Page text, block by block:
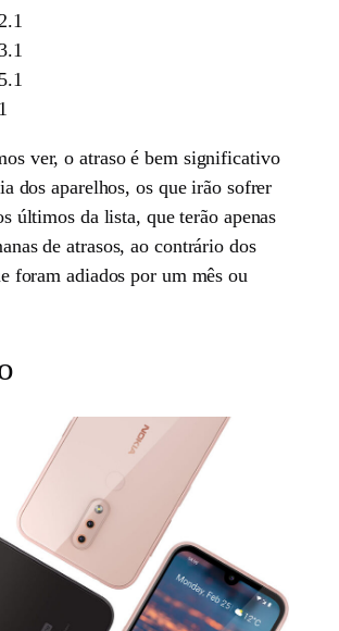
ver, o atraso é bem significativo
dos aparelhos, os que irão sofrer
últimos da lista, que terão apenas
de atrasos, ao contrário dos
foram adiados por um mês ou